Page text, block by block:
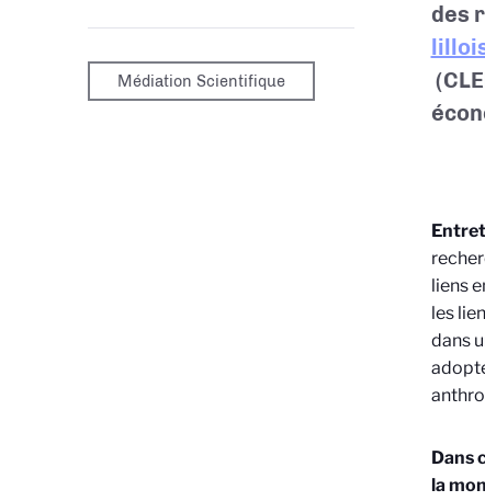
Médiation Scientifique
des
liens
les
dans
Dans
la